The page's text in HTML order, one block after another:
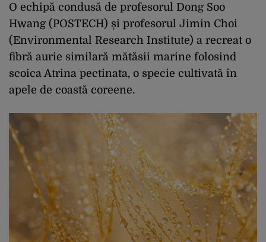
O echipă condusă de profesorul Dong Soo
Hwang (POSTECH) și profesorul Jimin Choi
(Environmental Research Institute) a recreat o
fibră aurie similară mătăsii marine folosind
scoica Atrina pectinata, o specie cultivată în
apele de coastă coreene.